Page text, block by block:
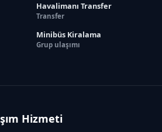
Havalimanı Transfer
Transfer
Minibüs Kiralama
Grup ulaşımı
Hizmeti